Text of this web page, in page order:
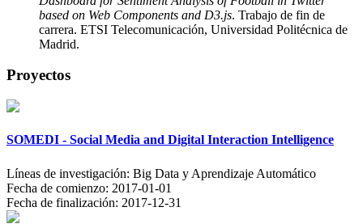
based on Web Components and D3.js. Trabajo de fin de
carrera. ETSI Telecomunicación, Universidad Politécnica de
Madrid.
Proyectos
SOMEDI - Social Media and Digital Interaction Intelligence
Líneas de investigación: Big Data y Aprendizaje Automático
Fecha de comienzo: 2017-01-01
Fecha de finalización: 2017-12-31